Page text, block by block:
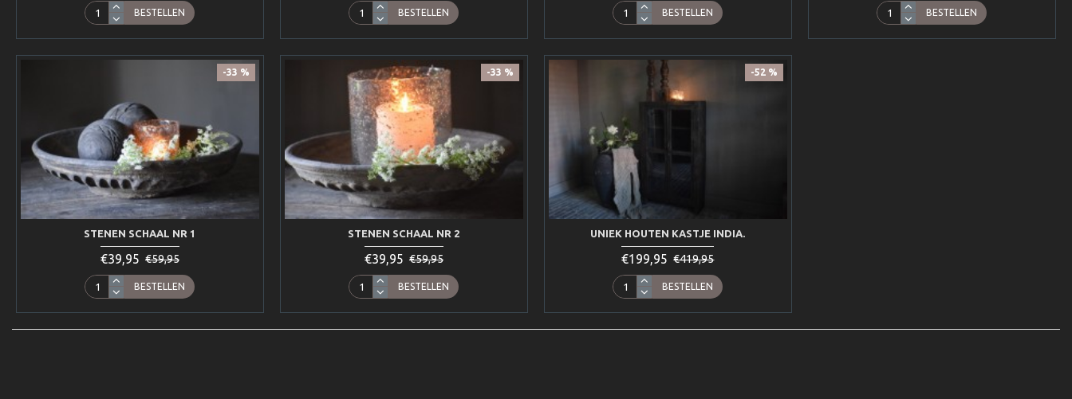
BESTELLEN BESTELLEN BESTELLEN BESTELLEN
-33 %
STENEN SCHAAL NR 1
€39,95 €59,95
BESTELLEN
-33 %
STENEN SCHAAL NR 2
€39,95 €59,95
BESTELLEN
-52 %
UNIEK HOUTEN KASTJE INDIA.
€199,95 €419,95
BESTELLEN